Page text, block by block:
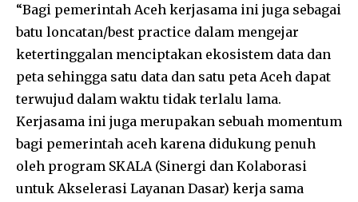
“Bagi pemerintah Aceh kerjasama ini juga sebagai
batu loncatan/best practice dalam mengejar
ketertinggalan menciptakan ekosistem data dan
peta sehingga satu data dan satu peta Aceh dapat
terwujud dalam waktu tidak terlalu lama.
Kerjasama ini juga merupakan sebuah momentum
bagi pemerintah aceh karena didukung penuh
oleh program SKALA (Sinergi dan Kolaborasi
untuk Akselerasi Layanan Dasar) kerja sama